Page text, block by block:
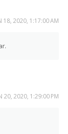
18, 2020, 1:17:00 AM
20, 2020, 1:29:00 PM